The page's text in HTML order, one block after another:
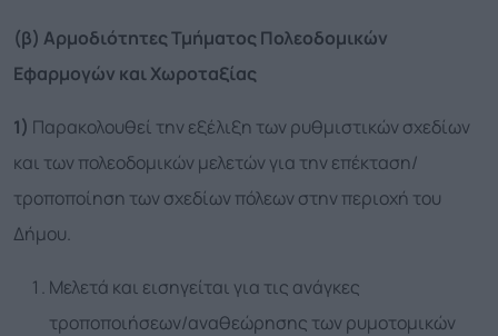
(β) Αρμοδιότητες Τμήματος Πολεοδομικών
Εφαρμογών και Χωροταξίας
1) Παρακολουθεί την εξέλιξη των ρυθμιστικών σχεδίων
και των πολεοδομικών μελετών για την επέκταση/
τροποποίηση των σχεδίων πόλεων στην περιοχή του
Δήμου.
Μελετά και εισηγείται για τις ανάγκες
τροποποιήσεων/αναθεώρησης των ρυμοτομικών